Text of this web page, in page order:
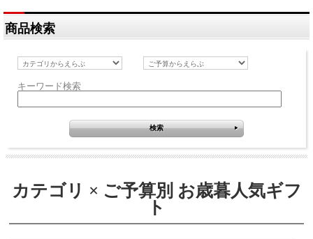
商品検索
キーワード検索
カテゴリ × ご予算別 お歳暮人気ギフ
ト